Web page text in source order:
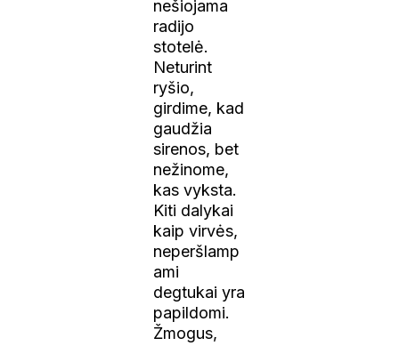
nešiojama
radijo
stotelė.
Neturint
ryšio,
girdime, kad
gaudžia
sirenos, bet
nežinome,
kas vyksta.
Kiti dalykai
kaip virvės,
neperšlamp
ami
degtukai yra
papildomi.
Žmogus,